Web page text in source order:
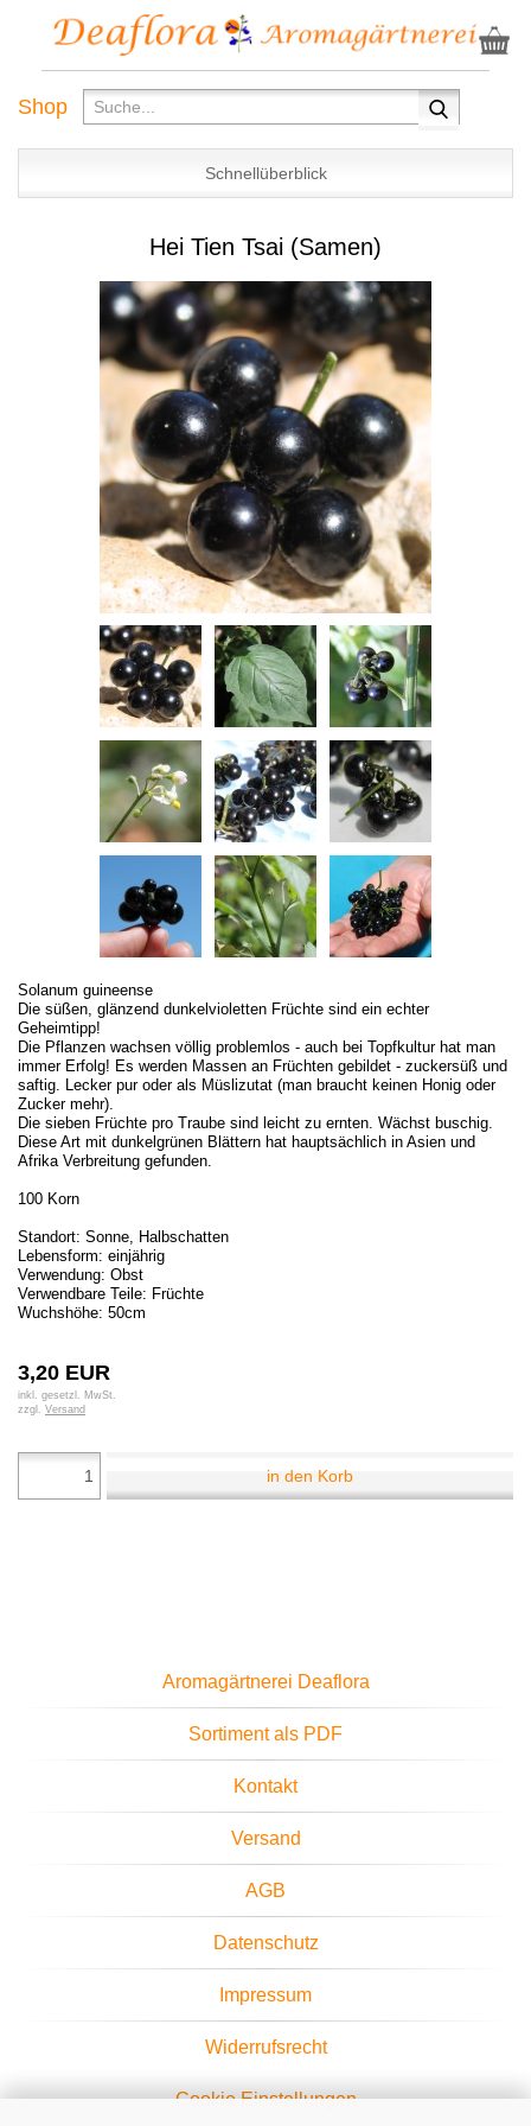
Shop
Schnellüberblick
Hei Tien Tsai (Samen)
Solanum guineense
Die süßen, glänzend dunkelvioletten Früchte sind ein echter
Geheimtipp!
Die Pflanzen wachsen völlig problemlos - auch bei Topfkultur hat man
immer Erfolg! Es werden Massen an Früchten gebildet - zuckersüß und
saftig. Lecker pur oder als Müslizutat (man braucht keinen Honig oder
Zucker mehr).
Die sieben Früchte pro Traube sind leicht zu ernten. Wächst buschig.
Diese Art mit dunkelgrünen Blättern hat hauptsächlich in Asien und
Afrika Verbreitung gefunden.
100 Korn
Standort: Sonne, Halbschatten
Lebensform: einjährig
Verwendung: Obst
Verwendbare Teile: Früchte
Wuchshöhe: 50cm
3,20 EUR
inkl. gesetzl. MwSt.
zzgl. Versand
in den Korb
Aromagärtnerei Deaflora
Sortiment als PDF
Kontakt
Versand
AGB
Datenschutz
Impressum
Widerrufsrecht
Cookie Einstellungen